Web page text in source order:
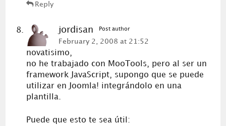
Reply
jordisan Post author
February 2, 2008 at 21:52
novatisimo,
no he trabajado con MooTools, pero al ser un
framework JavaScript, supongo que se puede
utilizar en Joomla! integrándolo en una
plantilla.
Puede que esto te sea útil: